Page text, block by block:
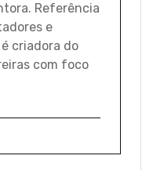
Referência
e
criadora do
com foco